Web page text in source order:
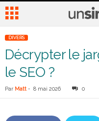
DIVERS
Décrypter le
le SEO ?
Par Matt - 8 mai 2026 0